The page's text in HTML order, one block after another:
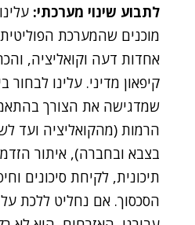
לתבוע שינוי מערכתי:
מוכנים שהמערכת
אחדות דעה וקואליציה,
קיפאון מדיני. עלינו לבחור
שמדגישה את הצורך
הרמות (מהקואליציה ועד
בצבא ובחברה), איתור
תיכונית, לקיחת סיכונים
הסכסוך. אם נחליט ללכת